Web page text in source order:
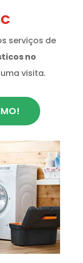
serviços de
no
visita.